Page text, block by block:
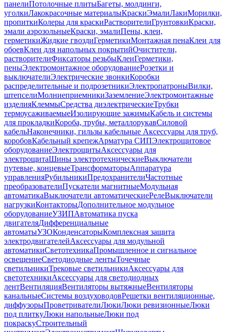
панелиПотолочные плитыБагеты, молдинги,
уголкиЛакокрасочные материалыКраскиЭмалиЛакиМорилки,
пропиткиКолеры для краскиРастворителиГрунтовкиКраски,
эмали аэрозольныеКраски, эмалиПены, клеи,
герметикиЖидкие гвоздиГерметикиМонтажная пенаКлеи для
обоевКлеи для напольных покрытийОчистители,
растворителиФиксаторы резьбыКлеиГерметики,
пеныЭлектромонтажное оборудованиеРозетки и
выключателиЭлектрические звонкиКоробки
распределительные и подрозетникиЭлектропатроныВилки,
штепселиМолниеприемникиЗаземлениеЭлектромонтажные
изделияКлеммыСредства диэлектрическиеТрубки
термоусаживаемыеИзолирующие зажимыКабель и системы
для прокладкиКороба, трубы, металлорукавСиловой
кабельНаконечники, гильзы кабельные Аксессуары для труб,
коробовКабельный крепежАрматура СИПЭлектрощитовое
оборудованиеЭлектрощитыАксессуары для
электрощитаШины электротехническиеВыключатели
путевые, концевыеТрансформаторыАппаратура
управленияРубильникиПредохранителиЧастотные
преобразователиПускатели магнитныеМодульная
автоматикаВыключатели автоматическиеРелеВыключатели
нагрузкиКонтакторыДополнительное модульное
оборудованиеУЗИПАвтоматика пуска
двигателяДифференциальные
автоматыУЗОКонденсаторыКомплексная защита
электродвигателейАксессуары для модульной
автоматикиСветотехникаПромышленное и сигнальное
освещениеСветодиодные лентыТочечные
светильникиТрековые светильникиАксессуары для
светотехникиАксессуары для светодиодных
лентВентиляцияВентиляторы вытяжныеВентиляторы
канальныеСистемы воздуховодовРешетки вентиляционные,
диффузорыПроветривателиЛюкиЛюки ревизионныеЛюки
под плиткуЛюки напольныеЛюки под
покраскуСтроительный